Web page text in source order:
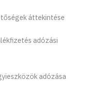
áttekintése
adózási
adózása